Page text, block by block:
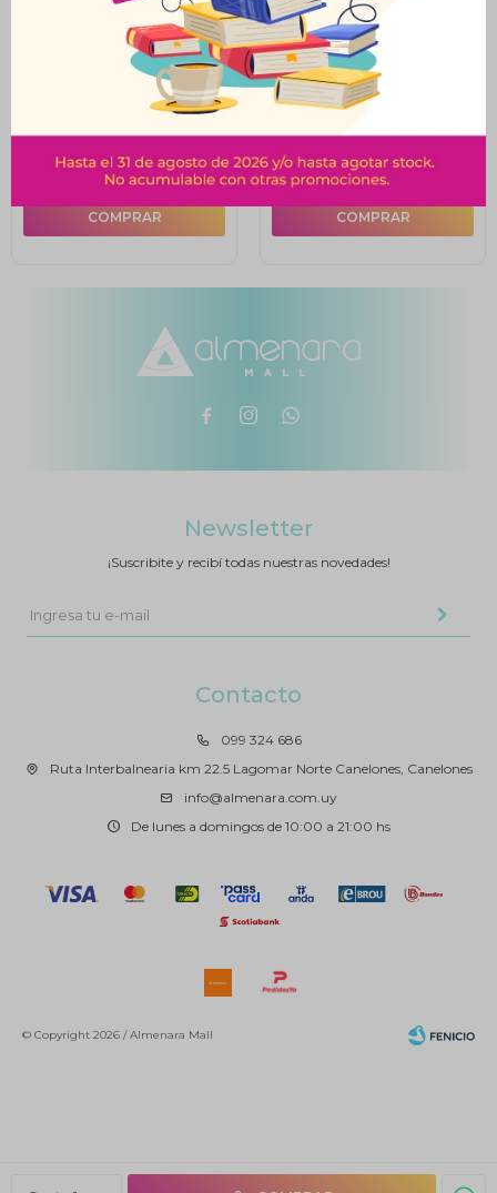
Portamina BRW 0.7
mm Neon Pastello
10% OFF
Portaminas Tabaré
Blister x2 0,5Mm
45
10% OFF
  
Contacto
099 324 686
Ruta Interbalnearia km 22.5 Lagomar Norte Canelones, Canelones
info@almenara.com.uy
De lunes a domingos de 10:00 a 21:00 hs
Newsletter
¡Suscribite y recibí todas nuestras novedades!
© Copyright 2026 / Almenara Mall